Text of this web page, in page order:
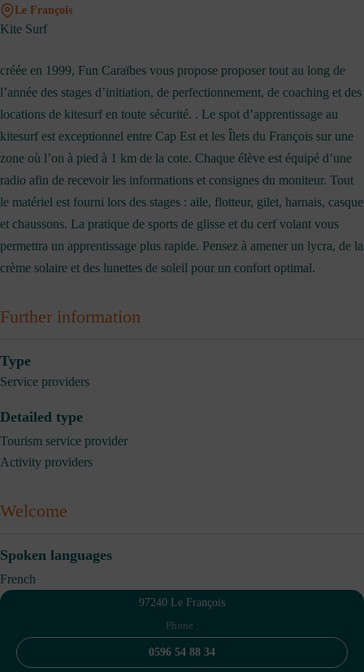
Le François
Kite Surf
créée en 1999, Fun Caraïbes vous propose proposer tout au long de
l’année des stages d’initiation, de perfectionnement, de coaching et des
locations de kitesurf en toute sécurité. . Le spot d’apprentissage au
kitesurf est exceptionnel entre Cap Est et les Îlets du François sur une
zone où l’on à pied à 1 km de la cote. Chaque élève est équipé d’une
radio afin de recevoir les informations et consignes du moniteur. Tout
le matériel est fourni lors des stages : aile, flotteur, gilet, harnais, casque
et chaussons. La pratique de sports de glisse et du cerf volant vous
permettra un apprentissage plus rapide. Pensez à amener un lycra, de la
crème solaire et des lunettes de soleil pour un confort optimal.
Further information
Type
Service providers
Detailed type
Tourism service provider
Activity providers
Welcome
Spoken languages
French
97240 Le François
Phone :
0596 54 88 34